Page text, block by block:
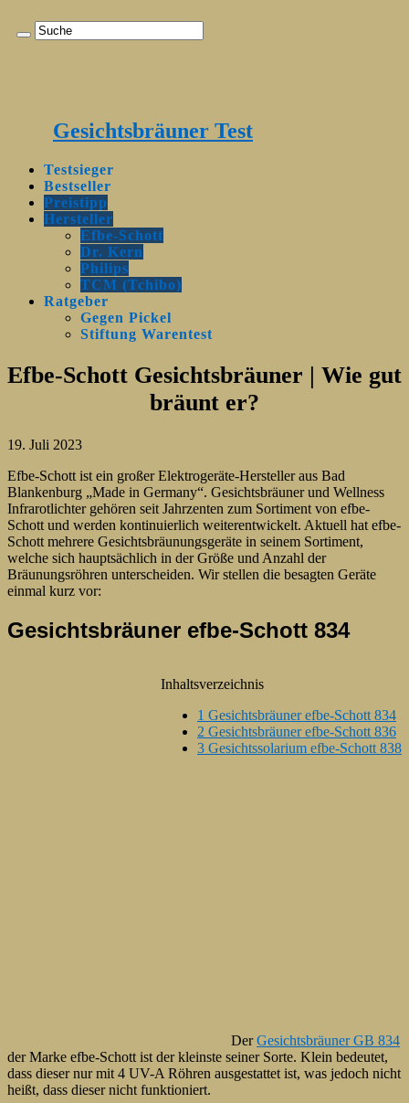
Gesichtsbräuner Test
Testsieger
Bestseller
Preistipp
Hersteller
Efbe-Schott
Dr. Kern
Philips
TCM (Tchibo)
Ratgeber
Gegen Pickel
Stiftung Warentest
Efbe-Schott Gesichtsbräuner | Wie gut
bräunt er?
19. Juli 2023
Efbe-Schott ist ein großer Elektrogeräte-Hersteller aus Bad
Blankenburg „Made in Germany“. Gesichtsbräuner und Wellness
Infrarotlichter gehören seit Jahrzenten zum Sortiment von efbe-
Schott und werden kontinuierlich weiterentwickelt. Aktuell hat efbe-
Schott mehrere Gesichtsbräunungsgeräte in seinem Sortiment,
welche sich hauptsächlich in der Größe und Anzahl der
Bräunungsröhren unterscheiden. Wir stellen die besagten Geräte
einmal kurz vor:
Gesichtsbräuner efbe-Schott 834
Inhaltsverzeichnis
1 Gesichtsbräuner efbe-Schott 834
2 Gesichtsbräuner efbe-Schott 836
3 Gesichtssolarium efbe-Schott 838
DerGesichtsbräuner GB 834
der Marke efbe-Schott ist der kleinste seiner Sorte. Klein bedeutet,
dass dieser nur mit 4 UV-A Röhren ausgestattet ist, was jedoch nicht
heißt, dass dieser nicht funktioniert.